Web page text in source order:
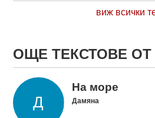
виж всички
ОЩЕ ТЕКСТОВЕ
На море
Дамяна